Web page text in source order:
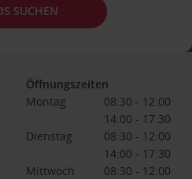
SUCHEN
Öffnungszeiten
Montag
08:30 - 12:00
14:00 - 17:30
Dienstag
08:30 - 12:00
14:00 - 17:30
Mittwoch
08:30 - 12:00